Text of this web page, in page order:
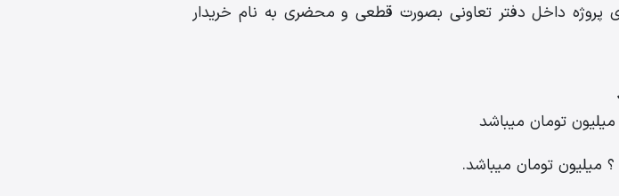
پروژه داخل دفتر تعاونی بصورت قطعی و محضری به نام خریدار
تومان میباشد
میلیون تومان میباشد.